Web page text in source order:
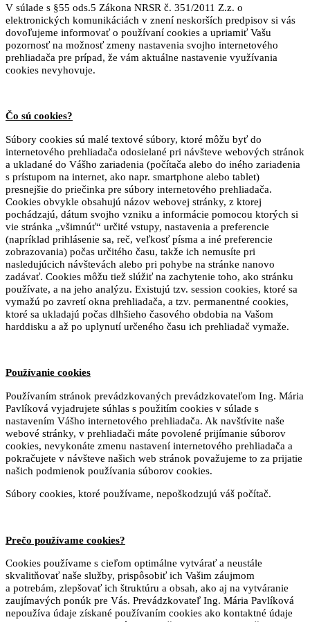
V súlade s §55 ods.5 Zákona NRSR č. 351/2011 Z.z. o
elektronických komunikáciách v znení neskorších predpisov si vás
dovoľujeme informovať o používaní cookies a upriamiť Vašu
pozornosť na možnosť zmeny nastavenia svojho internetového
prehliadača pre prípad, že vám aktuálne nastavenie využívania
cookies nevyhovuje.
Čo sú cookies?
Súbory cookies sú malé textové súbory, ktoré môžu byť do
internetového prehliadača odosielané pri návšteve webových stránok
a ukladané do Vášho zariadenia (počítača alebo do iného zariadenia
s prístupom na internet, ako napr. smartphone alebo tablet)
presnejšie do priečinka pre súbory internetového prehliadača.
Cookies obvykle obsahujú názov webovej stránky, z ktorej
pochádzajú, dátum svojho vzniku a informácie pomocou ktorých si
vie stránka „všimnúť“ určité vstupy, nastavenia a preferencie
(napríklad prihlásenie sa, reč, veľkosť písma a iné preferencie
zobrazovania) počas určitého času, takže ich nemusíte pri
nasledujúcich návštevách alebo pri pohybe na stránke nanovo
zadávať. Cookies môžu tiež slúžiť na zachytenie toho, ako stránku
používate, a na jeho analýzu. Existujú tzv. session cookies, ktoré sa
vymažú po zavretí okna prehliadača, a tzv. permanentné cookies,
ktoré sa ukladajú počas dlhšieho časového obdobia na Vašom
harddisku a až po uplynutí určeného času ich prehliadač vymaže.
Používanie cookies
Používaním stránok prevádzkovaných prevádzkovateľom Ing. Mária
Pavlíková vyjadrujete súhlas s použitím cookies v súlade s
nastavením Vášho internetového prehliadača. Ak navštívite naše
webové stránky, v prehliadači máte povolené prijímanie súborov
cookies, nevykonáte zmenu nastavení internetového prehliadača a
pokračujete v návšteve našich web stránok považujeme to za prijatie
našich podmienok používania súborov cookies.
Súbory cookies, ktoré používame, nepoškodzujú váš počítač.
Prečo používame cookies?
Cookies používame s cieľom optimálne vytvárať a neustále
skvalitňovať naše služby, prispôsobiť ich Vašim záujmom
a potrebám, zlepšovať ich štruktúru a obsah, ako aj na vytváranie
zaujímavých ponúk pre Vás. Prevádzkovateľ Ing. Mária Pavlíková
nepoužíva údaje získané používaním cookies ako kontaktné údaje